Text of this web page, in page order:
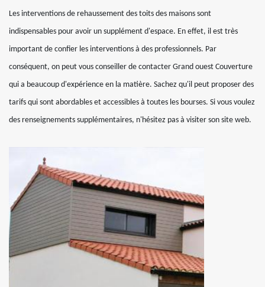
Les interventions de rehaussement des toits des maisons sont
indispensables pour avoir un supplément d'espace. En effet, il est très
important de confier les interventions à des professionnels. Par
conséquent, on peut vous conseiller de contacter Grand ouest Couverture
qui a beaucoup d'expérience en la matière. Sachez qu'il peut proposer des
tarifs qui sont abordables et accessibles à toutes les bourses. Si vous voulez
des renseignements supplémentaires, n'hésitez pas à visiter son site web.